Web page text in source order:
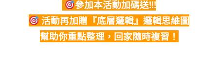
參加本活動加碼送!!!
活動再加贈『底層邏輯』邏輯思維圖
幫助你重點整理，回家隨時複習！